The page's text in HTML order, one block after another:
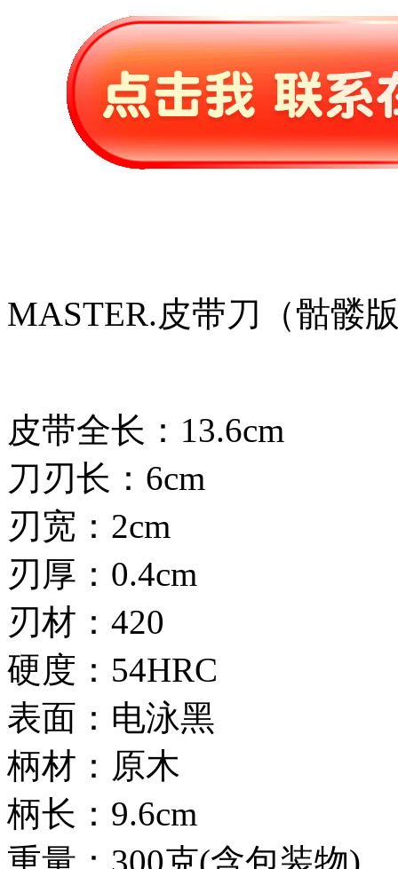
MASTER.皮带刀（骷髅
皮带全长：13.6cm
刀刃长：6cm
刃宽：2cm
刃厚：0.4cm
刃材：420
硬度：54HRC
表面：电泳黑
柄材：原木
柄长：9.6cm
重量：300克(含包装物)